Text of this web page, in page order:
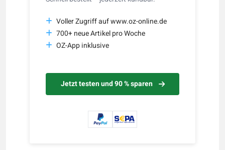
Voller Zugriff auf www.oz-online.de
700+ neue Artikel pro Woche
OZ-App inklusive
Jetzt testen und 90 % sparen